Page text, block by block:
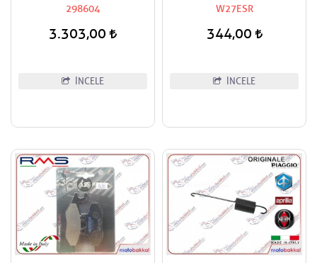
Demiri
298604
3.303,00
İNCELE
W27ESR
344,00
İNCELE